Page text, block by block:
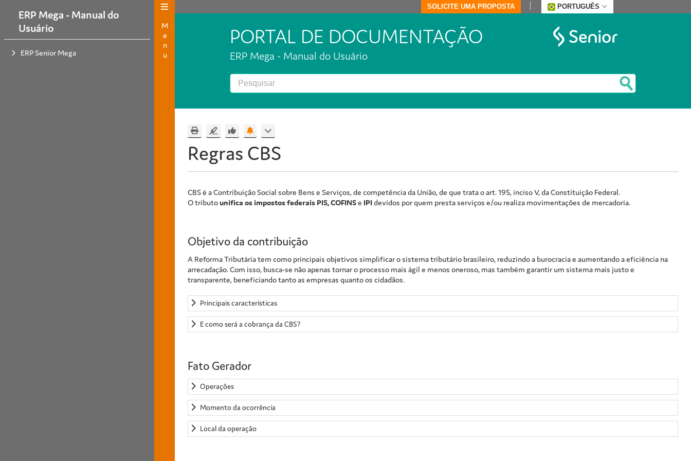
ERP Mega - Manual do
Usuário
ERP Senior Mega Menu
SOLICITE UMA PROPOSTA PORTUGUÊS
PORTAL DE DOCUMENTAÇÃO
ERP Mega - Manual do Usuário
Regras CBS
CBS é a Contribuição Social sobre Bens e Serviços, de competência da União, de que trata o art. 195, inciso V, da Constituição Federal.
O tributo unifica os impostos federais PIS, COFINSe IPIdevidos por quem presta serviços e/ou realiza movimentações de mercadoria.
Objetivo da contribuição
A Reforma Tributária tem como principais objetivos simplificar o sistema tributário brasileiro, reduzindo a burocracia e aumentando a eficiência na
arrecadação. Com isso, busca-se não apenas tornar o processo mais ágil e menos oneroso, mas também garantir um sistema mais justo e
transparente, beneficiando tanto as empresas quanto os cidadãos.
Principais características
E como será a cobrança da CBS?
Fato Gerador
Operações
Momento da ocorrência
Local da operação